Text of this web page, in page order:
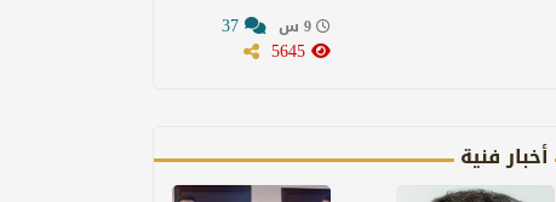
أخبار فنية